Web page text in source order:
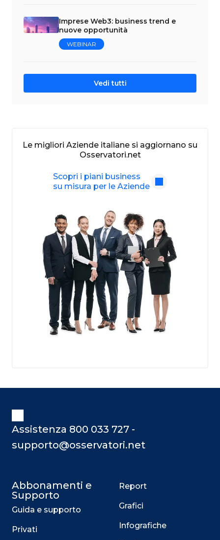
Imprese Web3: business trend e
nuove opportunità
WEBINAR
Vedi tutti
Le migliori Aziende italiane si aggiornano su
Osservatori.net
Scopri i piani business
su misura per le Aziende
Assistenza 800 033 727 -
supporto@osservatori.net
Abbonamenti e
Supporto
Guida e supporto
Privati
Report
Grafici
Infografiche